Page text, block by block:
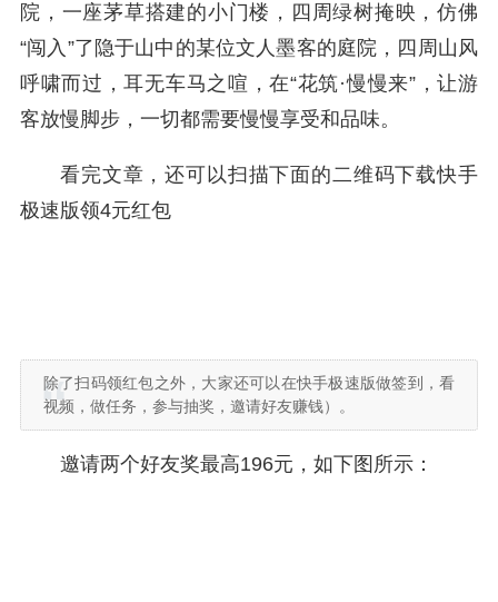
院，一座茅草搭建的小门楼，四周绿树掩映，仿佛
“闯入”了隐于山中的某位文人墨客的庭院，四周山风
呼啸而过，耳无车马之喧，在“花筑·慢慢来”，让游
客放慢脚步，一切都需要慢慢享受和品味。
看完文章，还可以扫描下面的二维码下载快手
极速版领4元红包
除了扫码领红包之外，大家还可以在快手极速版做签到，看
视频，做任务，参与抽奖，邀请好友赚钱）。
邀请两个好友奖最高196元，如下图所示：